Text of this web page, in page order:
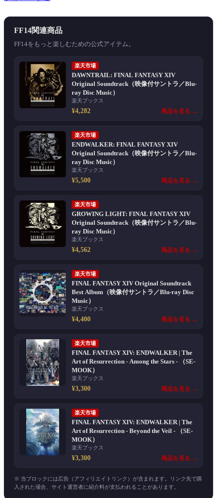
FF14関連商品
FF14をもっと楽しむための公式アイテム。
楽天市場
DAWNTRAIL: FINAL FANTASY XIV
Original Soundtrack（映像付サントラ／Blu-
ray Disc Music）
楽天ブックス
¥4,282 商品を見る →
楽天市場
ENDWALKER: FINAL FANTASY XIV
Original Soundtrack（映像付サントラ／Blu-
ray Disc Music）
楽天ブックス
¥5,500 商品を見る →
楽天市場
GROWING LIGHT: FINAL FANTASY XIV
Original Soundtrack（映像付サントラ／Blu-
ray Disc Music）
楽天ブックス
¥4,562 商品を見る →
楽天市場
FINAL FANTASY XIV Original Soundtrack
Best Album（映像付サントラ／Blu-ray Disc
Music）
楽天ブックス
¥4,400 商品を見る →
楽天市場
FINAL FANTASY XIV: ENDWALKER | The
Art of Resurrection - Among the Stars - （SE-
MOOK）
楽天ブックス
¥3,300 商品を見る →
楽天市場
FINAL FANTASY XIV: ENDWALKER | The
Art of Resurrection - Beyond the Veil - （SE-
MOOK）
楽天ブックス
¥3,300 商品を見る →
※ 当ブロックには広告（アフィリエイトリンク）が含まれます。リンク先で購
入された場合、サイト運営者に紹介料が支払われることがあります。